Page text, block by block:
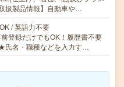
扱製品情報】自動車や…
/ 英語力不要
登録だけでもOK！履歴書不要
氏名・職種などを入力す…